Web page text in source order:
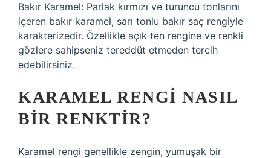
Bakır Karamel: Parlak kırmızı ve turuncu tonlarını
içeren bakır karamel, sarı tonlu bakır saç rengiyle
karakterizedir. Özellikle açık ten rengine ve renkli
gözlere sahipseniz tereddüt etmeden tercih
edebilirsiniz.
KARAMEL RENGI NASIL
BIR RENKTIR?
Karamel rengi genellikle zengin, yumuşak bir